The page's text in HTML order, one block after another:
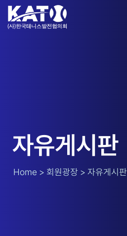
자유게시판
Home > 회원광장 > 자유게시판